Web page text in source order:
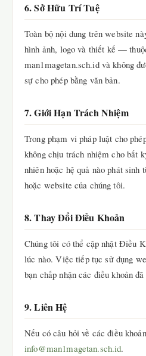
6. Sở Hữu Trí Tuệ
Toàn bộ nội dung trên website
hình ảnh, logo và thiết kế —
man1magetan.sch.id và không
sự cho phép bằng văn bản.
7. Giới Hạn Trách Nhiệm
Trong phạm vi pháp luật cho
không chịu trách nhiệm cho bất
nhiên hoặc hệ quả nào phát sinh
hoặc website của chúng tôi.
8. Thay Đổi Điều Khoản
Chúng tôi có thể cập nhật Điều
lúc nào. Việc tiếp tục sử dụng
bạn chấp nhận các điều khoản
9. Liên Hệ
Nếu có câu hỏi về các điều
info@man1magetan.sch.id.